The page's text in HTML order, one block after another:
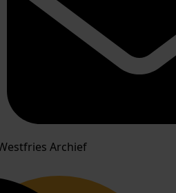
Archief